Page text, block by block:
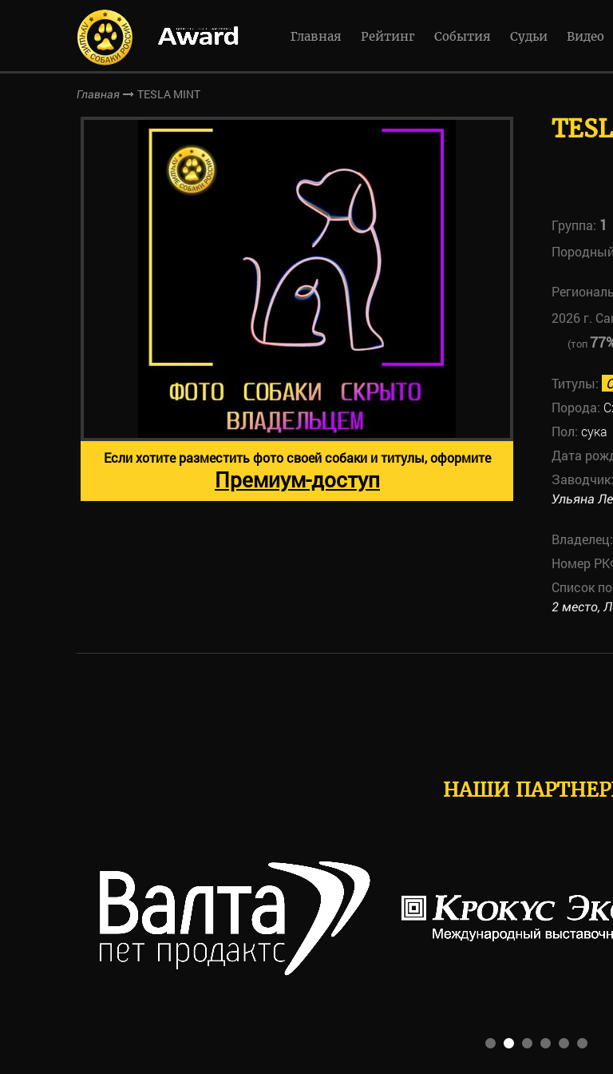
Главная Рейтинг События Судьи Видео
Главная TESLA MINT
Группа: 1
2026 г.
(топ
Титулы:
Порода:
Пол: сука
Дата
Заводчик:
Ульяна
Владелец:
Номер
Список
2 место,
Если хотите разместить фото своей собаки и титулы, оформите
Премиум-доступ
НАШИ